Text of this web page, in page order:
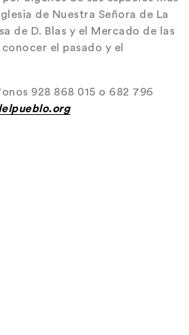
de Nuestra Señora de La
de D. Blas y el Mercado de las
el pasado y el
928 868 015 o 682 796